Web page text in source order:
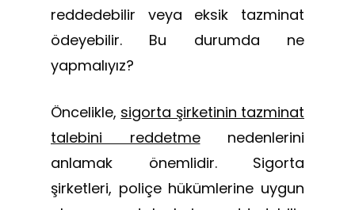
reddedebilir veya eksik tazminat
ödeyebilir. Bu durumda ne
yapmalıyız?
Öncelikle, sigorta şirketinin tazminat
talebini reddetmenedenlerini
anlamak önemlidir. Sigorta
şirketleri, poliçe hükümlerine uygun